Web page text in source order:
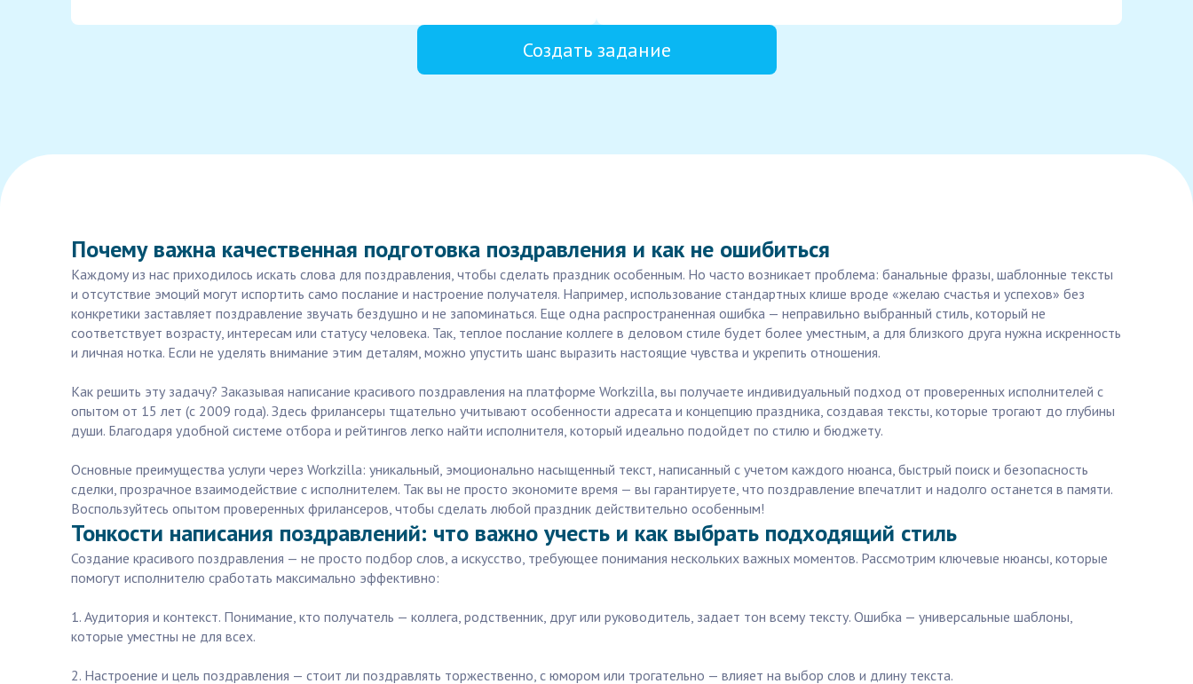
Создать задание
Почему важна качественная подготовка поздравления и как не ошибиться
Каждому из нас приходилось искать слова для поздравления, чтобы сделать праздник особенным. Но часто возникает проблема: банальные фразы, шаблонные тексты
и отсутствие эмоций могут испортить само послание и настроение получателя. Например, использование стандартных клише вроде «желаю счастья и успехов» без
конкретики заставляет поздравление звучать бездушно и не запоминаться. Еще одна распространенная ошибка — неправильно выбранный стиль, который не
соответствует возрасту, интересам или статусу человека. Так, теплое послание коллеге в деловом стиле будет более уместным, а для близкого друга нужна искренность
и личная нотка. Если не уделять внимание этим деталям, можно упустить шанс выразить настоящие чувства и укрепить отношения.
Как решить эту задачу? Заказывая написание красивого поздравления на платформе Workzilla, вы получаете индивидуальный подход от проверенных исполнителей с
опытом от 15 лет (с 2009 года). Здесь фрилансеры тщательно учитывают особенности адресата и концепцию праздника, создавая тексты, которые трогают до глубины
души. Благодаря удобной системе отбора и рейтингов легко найти исполнителя, который идеально подойдет по стилю и бюджету.
Основные преимущества услуги через Workzilla: уникальный, эмоционально насыщенный текст, написанный с учетом каждого нюанса, быстрый поиск и безопасность
сделки, прозрачное взаимодействие с исполнителем. Так вы не просто экономите время — вы гарантируете, что поздравление впечатлит и надолго останется в памяти.
Воспользуйтесь опытом проверенных фрилансеров, чтобы сделать любой праздник действительно особенным!
Тонкости написания поздравлений: что важно учесть и как выбрать подходящий стиль
Создание красивого поздравления — не просто подбор слов, а искусство, требующее понимания нескольких важных моментов. Рассмотрим ключевые нюансы, которые
помогут исполнителю сработать максимально эффективно:
1. Аудитория и контекст. Понимание, кто получатель — коллега, родственник, друг или руководитель, задает тон всему тексту. Ошибка — универсальные шаблоны,
которые уместны не для всех.
2. Настроение и цель поздравления — стоит ли поздравлять торжественно, с юмором или трогательно — влияет на выбор слов и длину текста.